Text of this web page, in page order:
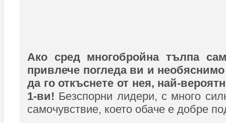
Ако сред многобройна тълпа
привлече погледа ви и
да го откъснете от нея, най-
1-ви! Безспорни лидери, с много
самочувствие, което обаче е добре